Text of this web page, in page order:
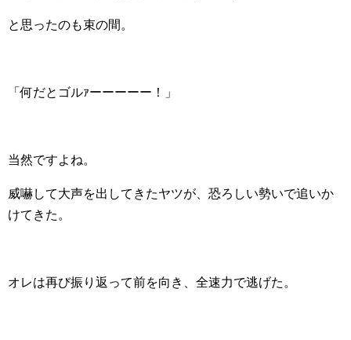
と思ったのも束の間。
「何だとゴルｧーーーーー！」
当然ですよね。
威嚇して大声を出してきたヤツが、恐ろしい勢いで追いか
けてきた。
オレは再び振り返って前を向き、全速力で逃げた。